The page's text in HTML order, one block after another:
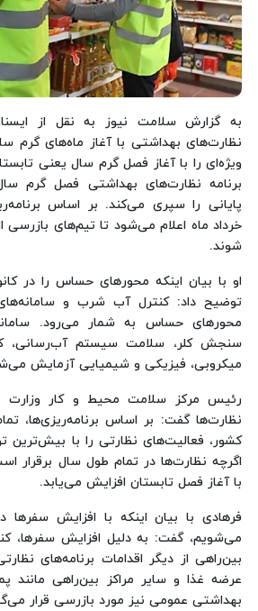
به گزارش سلامت نیوز به نقل از
نظارت‌های بهداشتی با آغاز ماه‌های گرم
ویژه‌ای را با آغاز فصل گرم سال یعنی
برنامه نظارت‌های بهداشتی فصل گرم
پایانی را سپری می‌کند. بر اساس
خرداد ماه اعلام می‌شود تا تیم‌های بازرسی
شوند.
او با بیان اینکه محورهای حساس را در
توضیح داد: کنترل آب شرب و
محورهای حساس به شمار می‌رود.
سنجش کلر، سلامت سیستم آب‌رسانی،
میکروبی، فیزیکی و شیمیایی آزمایش
رئیس مرکز سلامت محیط و کار وزارت
نظارت‌ها گفت: بر اساس برنامه‌ریزی‌ها،
کشور، فعالیت‌های نظارتی را با بیش‌ترین
اگرچه نظارت‌ها در تمام طول سال برقرار
با آغاز فصل تابستان افزایش می‌یابد.
فرهادی با بیان اینکه با افزایش سفرها
می‌شویم، گفت: به دلیل افزایش سفرها،
بین‌راهی از دیگر اقدامات برنامه‌های
عرضه غذا و سایر مراکز بین‌راهی مانند
بهداشتی عمومی نیز مورد بازرسی قرار